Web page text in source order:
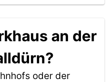
an der
oder der